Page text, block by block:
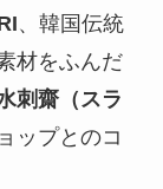
、韓国伝統
材をふんだ
刺齋（スラ
ップとのコ